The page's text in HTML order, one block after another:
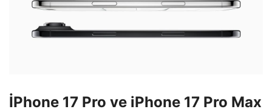
İPhone 17 Pro ve iPhone 17 Pro Max